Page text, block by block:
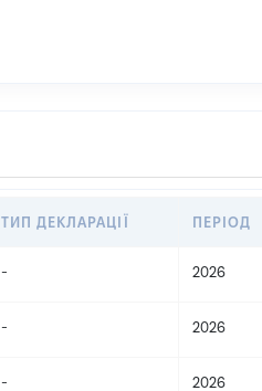
ТИП ДЕКЛАРАЦІЇ ПЕРІОД
- 2026
- 2026
- 2026